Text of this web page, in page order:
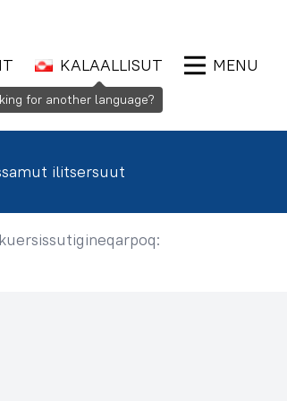
KALAALLISUT MENU
ilitsersuut
for another language?